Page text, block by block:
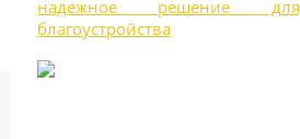
надежное решение для
благоустройства